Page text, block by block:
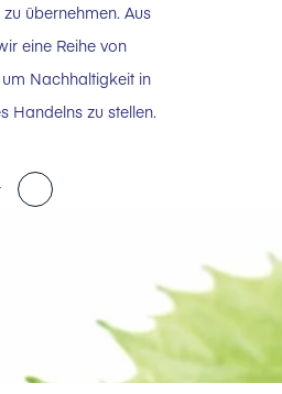
übernehmen. Aus
eine Reihe von
Nachhaltigkeit in
Handelns zu stellen.